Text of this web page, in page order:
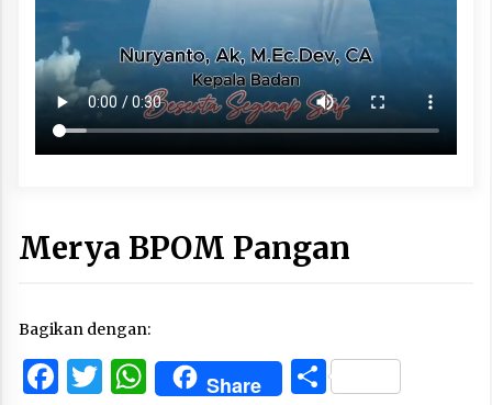
Merya BPOM Pangan
Bagikan dengan:
Facebook
Twitter
WhatsApp
Share Share